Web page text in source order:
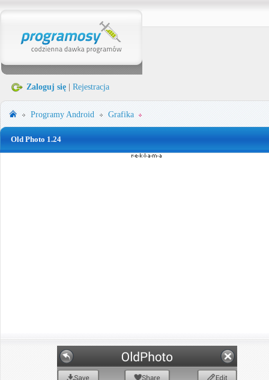
Zaloguj się Rejestracja
ProgramyAndroid Grafika
Old Photo 1.24